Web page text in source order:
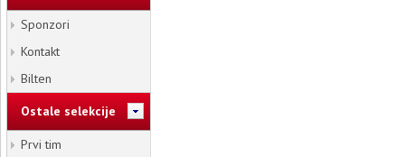
Sponzori
Kontakt
Bilten
Ostale selekcije
Prvi tim